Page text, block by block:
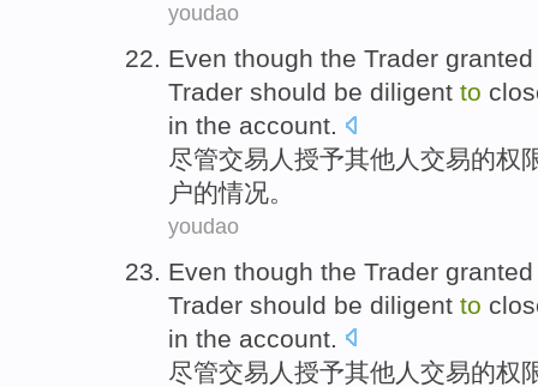
youdao
Even though the Trader granted
Trader should be diligent to
in the account.
尽管交易人 授予其他人 交易的权
户的情况。
youdao
Even though the Trader granted
Trader should be diligent to
in the account
尽管交易人 授予其他人 交易的权